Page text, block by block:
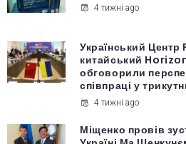
4 тижні ago
Український Центр
китайський
обговорили
співпраці у
4 тижні ago
Міщенко провів